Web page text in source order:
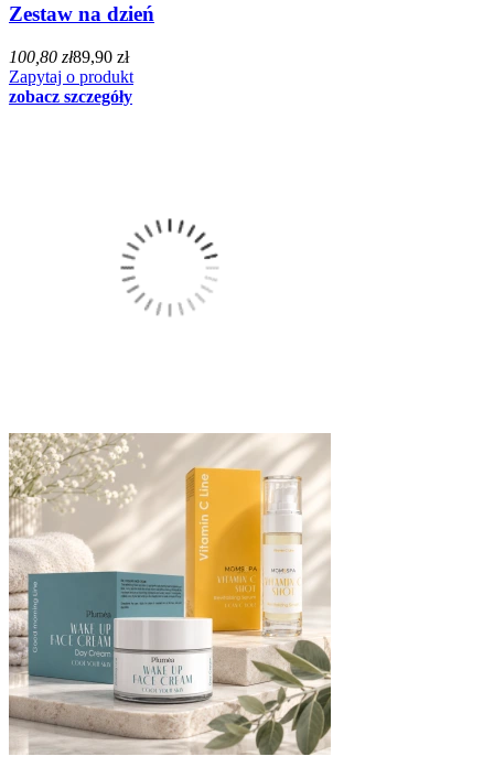
Zestaw na dzień
100,80 zł89,90 zł
Zapytaj o produkt
zobacz szczegóły